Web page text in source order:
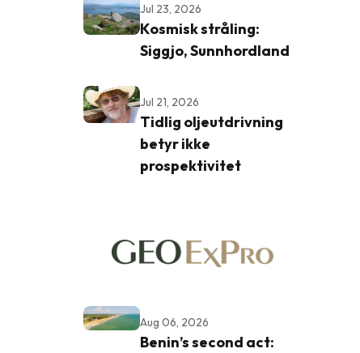
Jul 23, 2026
Kosmisk stråling:
Siggjo, Sunnhordland
Jul 21, 2026
Tidlig oljeutdrivning
betyr ikke
prospektivitet
Aug 06, 2026
Benin’s second act: